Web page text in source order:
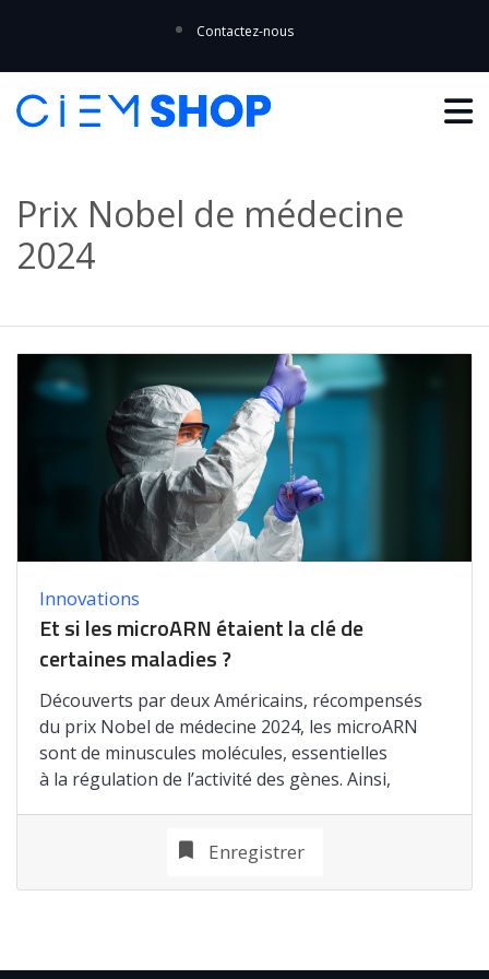
Contactez-nous
Prix Nobel de médecine
2024
Innovations
Et si les microARN étaient la clé de
certaines maladies ?
Découverts par deux Américains, récompensés
du prix Nobel de médecine 2024, les microARN
sont de minuscules molécules, essentielles
à la régulation de l’activité des gènes. Ainsi,
Enregistrer